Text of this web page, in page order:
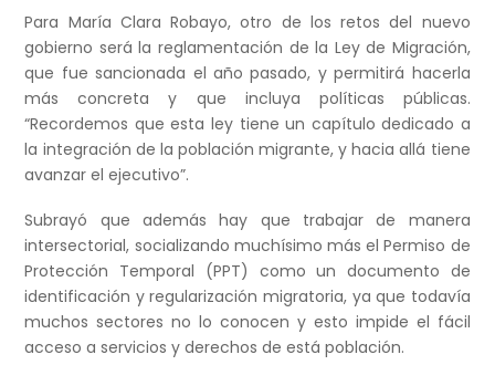
Para María Clara Robayo, otro de los retos del nuevo
gobierno será la reglamentación de la Ley de Migración,
que fue sancionada el año pasado, y permitirá hacerla
más concreta y que incluya políticas públicas.
“Recordemos que esta ley tiene un capítulo dedicado a
la integración de la población migrante, y hacia allá tiene
avanzar el ejecutivo”.
Subrayó que además hay que trabajar de manera
intersectorial, socializando muchísimo más el Permiso de
Protección Temporal (PPT) como un documento de
identificación y regularización migratoria, ya que todavía
muchos sectores no lo conocen y esto impide el fácil
acceso a servicios y derechos de está población.